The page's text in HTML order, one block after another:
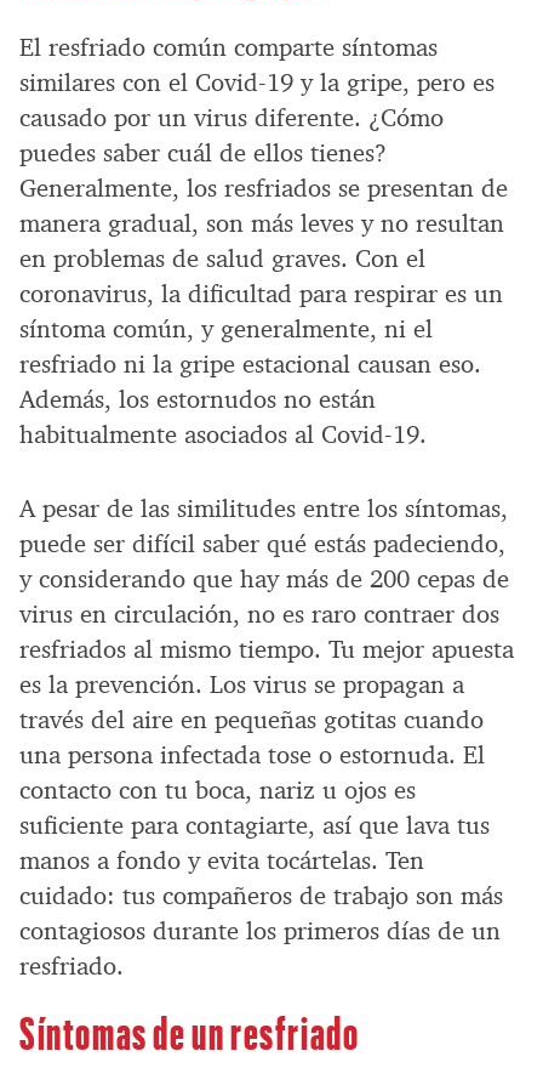
El resfriado común comparte síntomas
similares con el Covid-19 y la gripe, pero es
causado por un virus diferente. ¿Cómo
puedes saber cuál de ellos tienes?
Generalmente, los resfriados se presentan de
manera gradual, son más leves y no resultan
en problemas de salud graves. Con el
coronavirus, la dificultad para respirar es un
síntoma común, y generalmente, ni el
resfriado ni la gripe estacional causan eso.
Además, los estornudos no están
habitualmente asociados al Covid-19.
A pesar de las similitudes entre los síntomas,
puede ser difícil saber qué estás padeciendo,
y considerando que hay más de 200 cepas de
virus en circulación, no es raro contraer dos
resfriados al mismo tiempo. Tu mejor apuesta
es la prevención. Los virus se propagan a
través del aire en pequeñas gotitas cuando
una persona infectada tose o estornuda. El
contacto con tu boca, nariz u ojos es
suficiente para contagiarte, así que lava tus
manos a fondo y evita tocártelas. Ten
cuidado: tus compañeros de trabajo son más
contagiosos durante los primeros días de un
resfriado.
Síntomas de un resfriado